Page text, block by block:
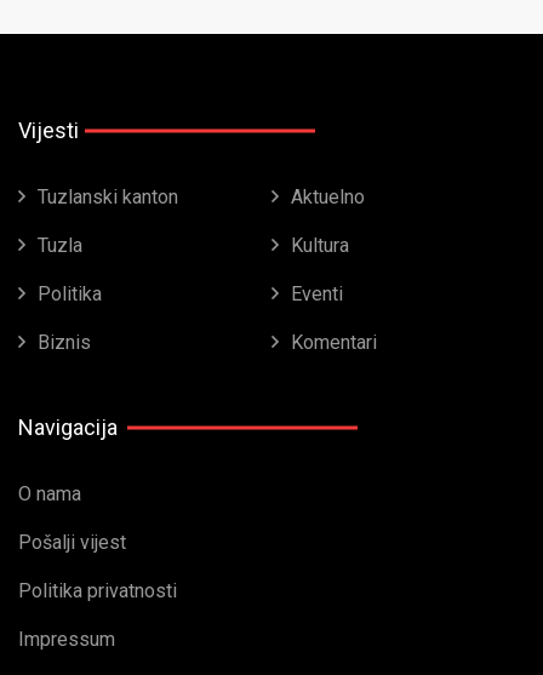
Vijesti
Tuzlanski kanton Aktuelno
Tuzla Kultura
Politika Eventi
Biznis Komentari
Navigacija
O nama
Pošalji vijest
Politika privatnosti
Impressum